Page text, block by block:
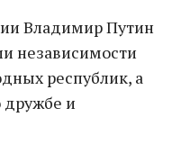
Владимир Путин
независимости
республик, а
дружбе и